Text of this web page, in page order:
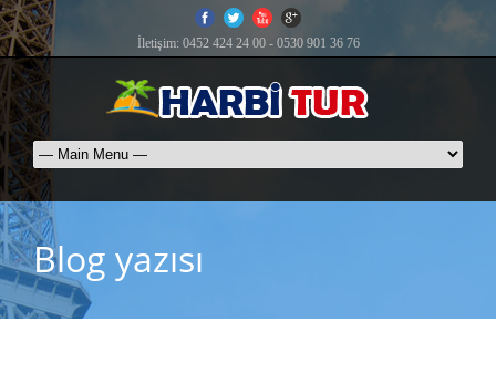
İletişim: 0452 424 24 00 - 0530 901 36 76
Blog yazısı